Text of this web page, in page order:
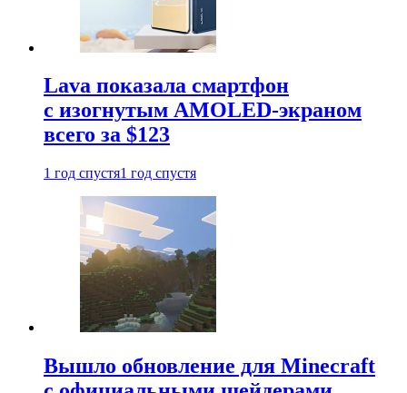
Lava показала смартфон
с изогнутым AMOLED-экраном
всего за $123
1 год спустя1 год спустя
Вышло обновление для Minecraft